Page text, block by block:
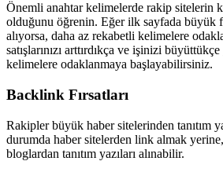
Önemli anahtar kelimelerde rakip sitelerin
olduğunu öğrenin. Eğer ilk sayfada büyük
alıyorsa, daha az rekabetli kelimelere
satışlarınızı arttırdıkça ve işinizi
kelimelere odaklanmaya başlayabilirsiniz.
Backlink Fırsatları
Rakipler büyük haber sitelerinden tanıtım
durumda haber sitelerden link almak
bloglardan tanıtım yazıları alınabilir.